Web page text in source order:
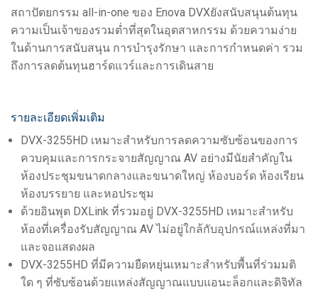
สถาปัตยกรรม all-in-one ของ Enova DVXยังสนับสนุนต้นทุน
ความเป็นเจ้าของรวมต่ำที่สุดในอุตสาหกรรม ด้วยความง่าย
ในด้านการสนับสนุน การบำรุงรักษา และการกำหนดค่า รวม
ถึงการลดต้นทุนฮาร์ดแวร์และการเดินสาย
รายละเอียดเพิ่มเติม
DVX-3255HD เหมาะสำหรับการลดความซับซ้อนของการ
ควบคุมและการกระจายสัญญาณ AV อย่างมีนัยสำคัญใน
ห้องประชุมขนาดกลางและขนาดใหญ่ ห้องบอร์ด ห้องเรียน
ห้องบรรยาย และหอประชุม
ด้วยอินพุต DXLink ที่รวมอยู่ DVX-3255HD เหมาะสำหรับ
ห้องที่เครื่องรับสัญญาณ AV ไม่อยู่ใกล้กับอุปกรณ์แหล่งที่มา
และจอแสดงผล
DVX-3255HD ที่มีความยืดหยุ่นเหมาะสำหรับพื้นที่ร่วมมติ
ใด ๆ ที่ซับซ้อนด้วยแหล่งสัญญาณแบบแอนะล็อกและดิจิทัล